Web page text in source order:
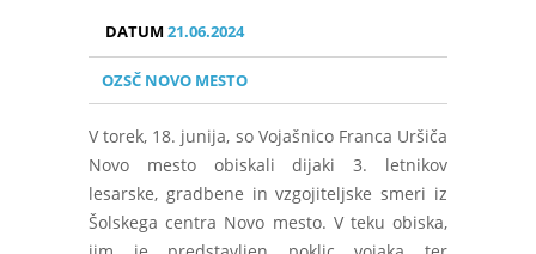
DATUM21.06.2024
OZSČ NOVO MESTO
V torek, 18. junija, so Vojašnico Franca Uršiča
Novo mesto obiskali dijaki 3. letnikov
lesarske, gradbene in vzgojiteljske smeri iz
Šolskega centra Novo mesto. V teku obiska,